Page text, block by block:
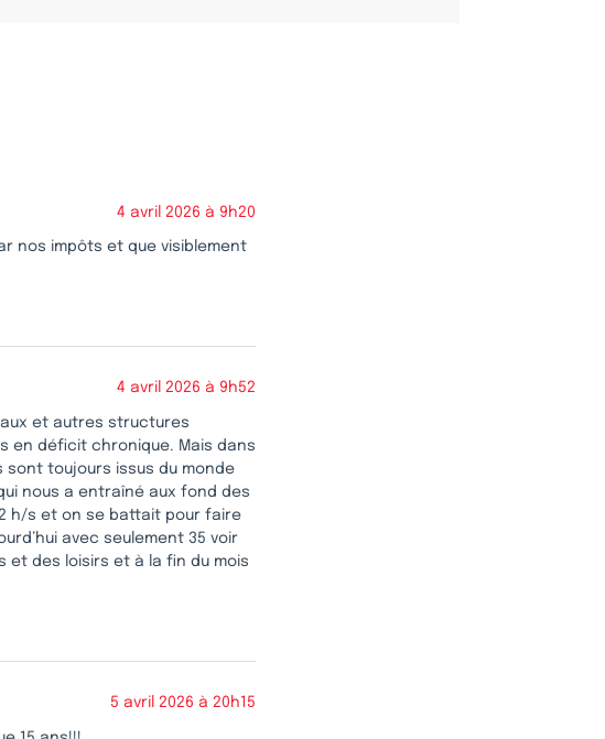
4 avril 2026 à 9h20
nos impôts et que visiblement
4 avril 2026 à 9h52
et autres structures
en déficit chronique. Mais dans
toujours issus du monde
nous a entraîné aux fond des
h/s et on se battait pour faire
avec seulement 35 voir
et des loisirs et à la fin du mois
5 avril 2026 à 20h15